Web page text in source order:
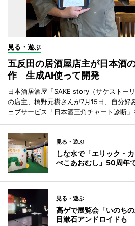
見る・遊ぶ
五反田の居酒屋店主が日本酒
作 生成AI使って開発
日本酒居酒屋「SAKE story（サケストー
の店主、橋野元樹さんが7月15日、自分好
ェブサービス「日本酒三角チャート診断」
見る・遊ぶ
しな水で「エリック・
ぺこあおむし」50周年
見る・遊ぶ
高ゲで展覧会「いのち
目漱石アンドロイドも